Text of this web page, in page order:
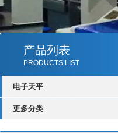
产品列表
PRODUCTS LIST
电子天平
更多分类